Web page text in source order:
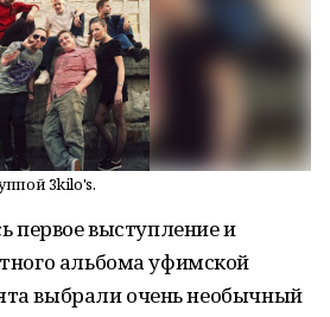
3kilo's.
первое выступление и
альбома уфимской
выбрали очень необычный